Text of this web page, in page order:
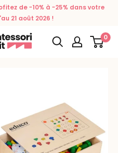
de -10% à -25% dans votre
21 août 2026 !
0